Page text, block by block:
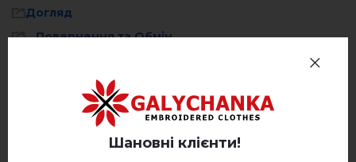
Догляд
Повернення та Обмін
Політика конфіденційності
Ручне прання при температурі до
40° C
Прасування при температурі 110° C
Шановні клієнти!